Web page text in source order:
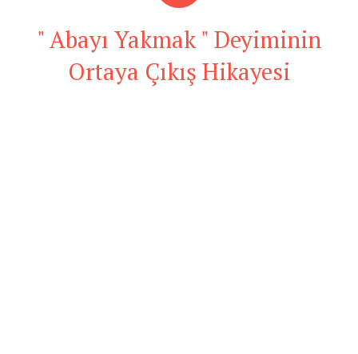
" Abayı Yakmak " Deyiminin
Ortaya Çıkış Hikayesi